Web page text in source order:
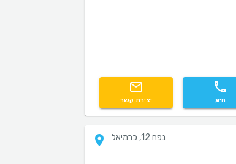
חיוג יצירת קשר
נפח 12, כרמיאל